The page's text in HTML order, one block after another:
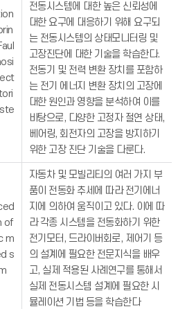
전동시스템에 대한 높은 신뢰성에
대한 요구에 대응하기 위해 요구되
는 전동시스템의 상태모니터링 및
고장진단에 대한 기술을 학습한다.
전동기 및 전력 변환 장치를 포함하
는 전기 에너지 변환 장치의 고장에
대한 원인과 영향을 분석하여 이를
바탕으로, 다양한 고정자 절연 상태,
베어링, 회전자의 고장을 방지하기
위한 고장 진단 기술을 다룬다.
of
m
s
자동차 및 모빌리티의 여러 가지 부
품이 전동화 추세에 따라 전기에너
지에 의하여 움직이고 있다. 이에 따
라 각종 시스템을 전동화하기 위한
전기모터, 드라이버회로, 제어기 등
의 설계에 필요한 전문지식을 배우
고, 실제 적용된 사례연구를 통해서
실제 전동시스템 설계에 필요한 시
뮬레이션 기법 등을 학습한다